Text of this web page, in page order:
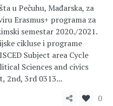
u Pečuhu, Mađarska, za
Erasmus+ programa za
semestar 2020./2021.
cikluse i programe
Subject area Cycle
Sciences and civics
2nd, 3rd 0313...
0